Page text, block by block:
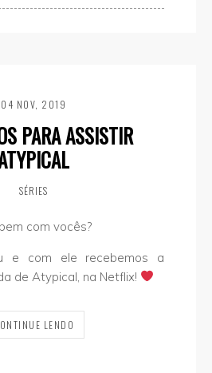
04 NOV, 2019
PARA ASSISTIR
SÉRIES
com vocês?
e com ele recebemos a
de Atypical, na Netflix!
LENDO